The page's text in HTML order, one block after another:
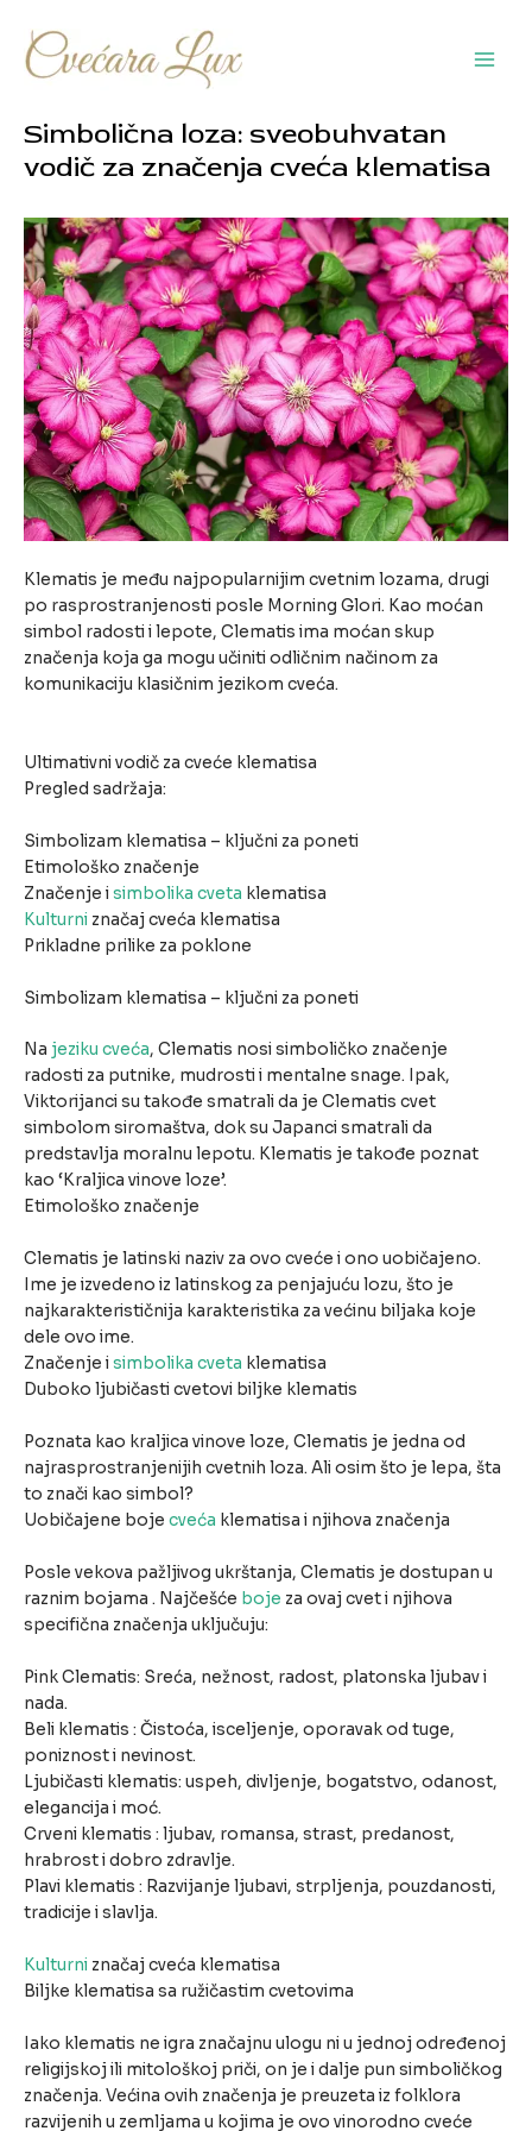
sadržaj
Simbolična loza: sveobuhvatan
vodič za značenja cveća klematisa
Klematis je među najpopularnijim cvetnim lozama, drugi
po rasprostranjenosti posle Morning Glori. Kao moćan
simbol radosti i lepote, Clematis ima moćan skup
značenja koja ga mogu učiniti odličnim načinom za
komunikaciju klasičnim jezikom cveća.
Ultimativni vodič za cveće klematisa
Pregled sadržaja:
Simbolizam klematisa – ključni za poneti
Etimološko značenje
Značenje isimbolika cveta klematisa
Kulturni značaj cveća klematisa
Prikladne prilike za poklone
Simbolizam klematisa – ključni za poneti
Na jeziku cveća, Clematis nosi simboličko značenje
radosti za putnike, mudrosti i mentalne snage. Ipak,
Viktorijanci su takođe smatrali da je Clematis cvet
simbolom siromaštva, dok su Japanci smatrali da
predstavlja moralnu lepotu. Klematis je takođe poznat
kao ‘Kraljica vinove loze’.
Etimološko značenje
Clematis je latinski naziv za ovo cveće i ono uobičajeno.
Ime je izvedeno iz latinskog za penjajuću lozu, što je
najkarakterističnija karakteristika za većinu biljaka koje
dele ovo ime.
Značenje isimbolika cveta klematisa
Duboko ljubičasti cvetovi biljke klematis
Poznata kao kraljica vinove loze, Clematis je jedna od
najrasprostranjenijih cvetnih loza. Ali osim što je lepa, šta
to znači kao simbol?
Uobičajene boje cveća klematisa i njihova značenja
Posle vekova pažljivog ukrštanja, Clematis je dostupan u
raznim bojama . Najčešće boje za ovaj cvet i njihova
specifična značenja uključuju:
Pink Clematis: Sreća, nežnost, radost, platonska ljubav i
nada.
Beli klematis : Čistoća, isceljenje, oporavak od tuge,
poniznost i nevinost.
Ljubičasti klematis: uspeh, divljenje, bogatstvo, odanost,
elegancija i moć.
Crveni klematis : ljubav, romansa, strast, predanost,
hrabrost i dobro zdravlje.
Plavi klematis : Razvijanje ljubavi, strpljenja, pouzdanosti,
tradicije i slavlja.
Kulturni značaj cveća klematisa
Biljke klematisa sa ružičastim cvetovima
Iako klematis ne igra značajnu ulogu ni u jednoj određenoj
religijskoj ili mitološkoj priči, on je i dalje pun simboličkog
značenja. Većina ovih značenja je preuzeta iz folklora
razvijenih u zemljama u kojima je ovo vinorodno cveće